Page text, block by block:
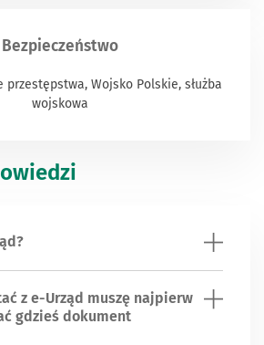
Bezpieczeństwo
przestępstwa, Wojsko Polskie, służba
wojskowa
z e-Urząd muszę najpierw
gdzieś dokument